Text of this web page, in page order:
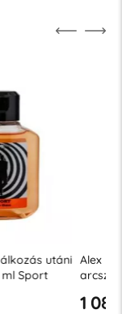
utáni
Sport
Alex
1 087